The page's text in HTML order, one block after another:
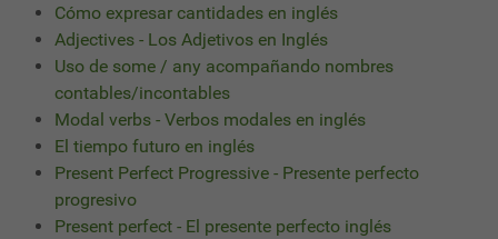
Cómo expresar cantidades en inglés
Adjectives - Los Adjetivos en Inglés
Uso de some / any acompañando nombres
contables/incontables
Modal verbs - Verbos modales en inglés
El tiempo futuro en inglés
Present Perfect Progressive - Presente perfecto
progresivo
Present perfect - El presente perfecto inglés